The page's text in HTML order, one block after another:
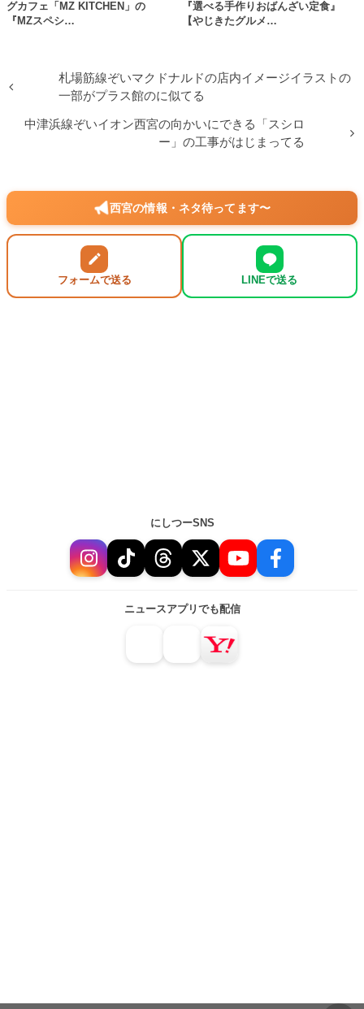
グカフェ「MZ KITCHEN」の
『MZスペシ…
『選べる手作りおばんざい定食』
【やじきたグルメ…
札場筋線ぞいマクドナルドの店内イメージイラストの
一部がプラス館のに似てる
中津浜線ぞいイオン西宮の向かいにできる「スシロ
ー」の工事がはじまってる
西宮の情報・ネタ待ってます〜
フォームで送る LINEで送る
にしつーSNS
ニュースアプリでも配信